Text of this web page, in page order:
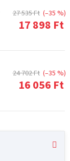
27 535 Ft (–35 %)
17 898 Ft
24 702 Ft (–35 %)
16 056 Ft